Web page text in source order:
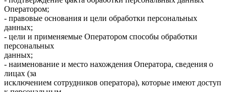
Оператором;
- правовые основания и цели обработки персональных
данных;
- цели и применяемые Оператором способы обработки
персональных
данных;
- наименование и место нахождения Оператора, сведения о
лицах (за
исключением сотрудников оператора), которые имеют доступ